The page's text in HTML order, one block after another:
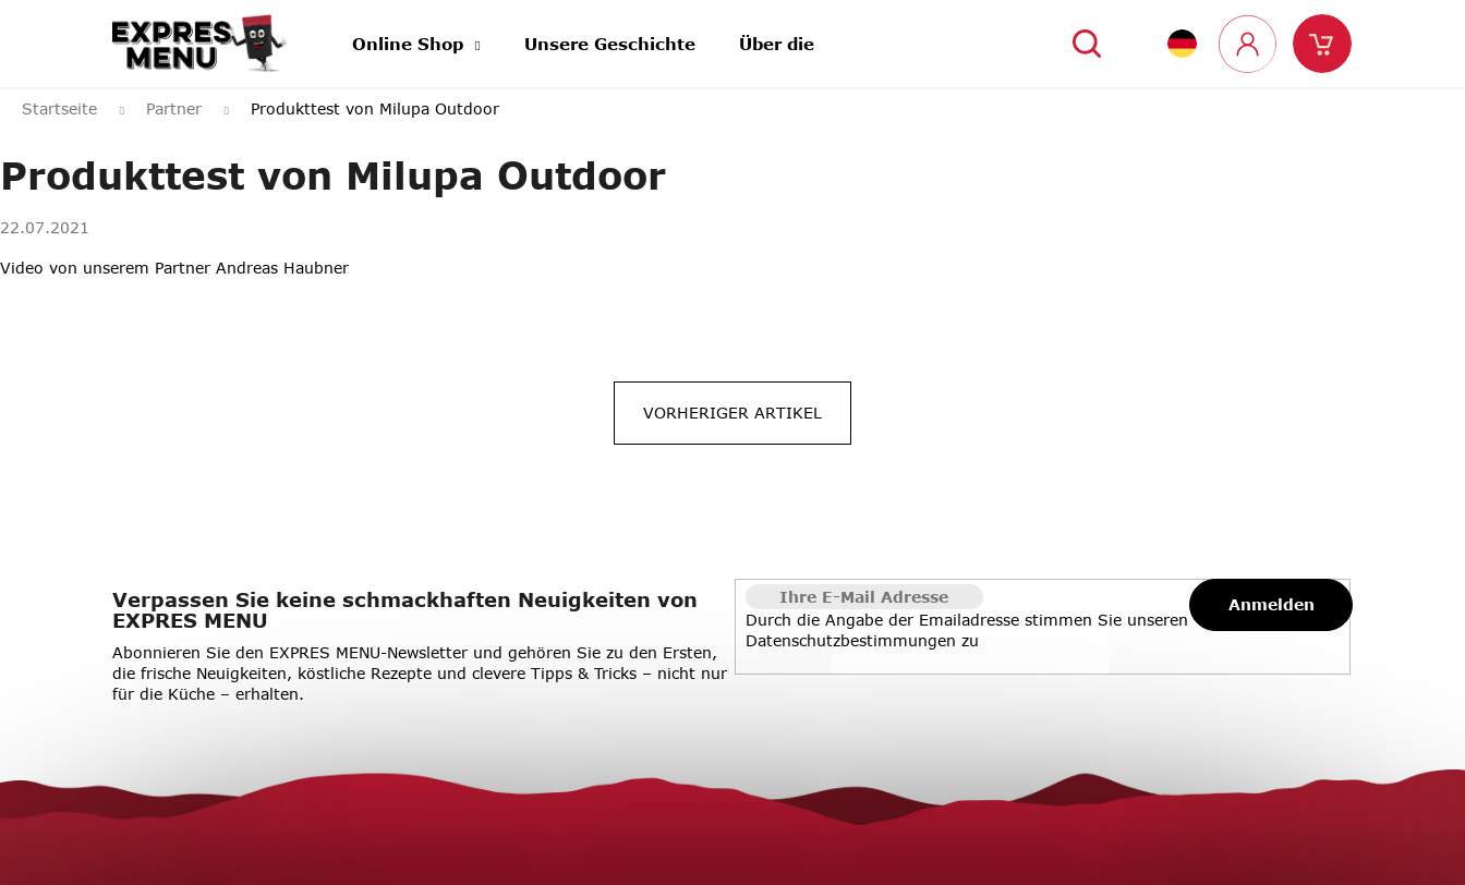
Online Shop Unsere Geschichte Über die Produkte
Suchen
Warenkorb
Startseite Partner Produkttest von Milupa Outdoor
Produkttest von Milupa Outdoor
22.07.2021
Video von unserem Partner Andreas Haubner
VORHERIGER ARTIKEL
Verpassen Sie keine schmackhaften Neuigkeiten von
EXPRES MENU
Abonnieren Sie den EXPRES MENU-Newsletter und gehören Sie zu den Ersten,
die frische Neuigkeiten, köstliche Rezepte und clevere Tipps & Tricks – nicht nur
für die Küche – erhalten.
Durch die Angabe der Emailadresse stimmen Sie unseren
Datenschutzbestimmungen zu
Anmelden
F